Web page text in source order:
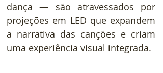
dança — são atravessados por
projeções em LED que expandem
a narrativa das canções e criam
uma experiência visual integrada.